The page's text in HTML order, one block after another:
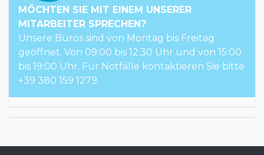
MITARBEITER SPRECHEN?
Unsere Büros sind von Montag bis Freitag
geöffnet. Von 09:00 bis 12:30 Uhr und von 15:00
bis 19:00 Uhr. Für Notfälle kontaktieren Sie bitte
+39 380 159 1279.